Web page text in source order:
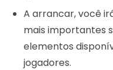
A arrancar, você
mais importantes
elementos
jogadores.